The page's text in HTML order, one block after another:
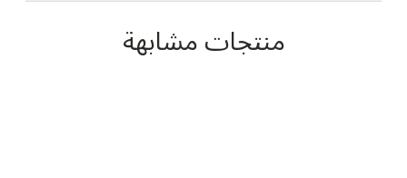
منتجات مشابهة